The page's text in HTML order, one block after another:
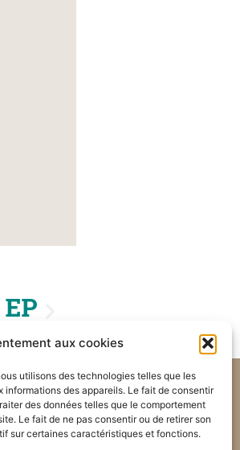
aux cookies
utilisons des technologies telles que les
des appareils. Le fait de consentir
des données telles que le comportement
Le fait de ne pas consentir ou de retirer son
sur certaines caractéristiques et fonctions.
légales
(UE)